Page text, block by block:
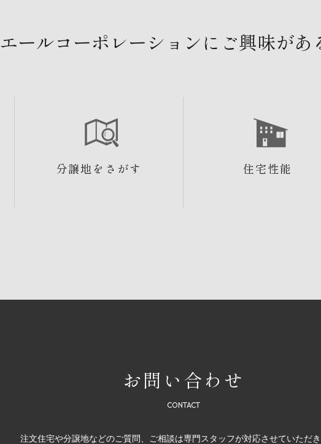
エールコーポレーションにご興味があ
分譲地をさがす 住宅性能
お問い合わせ
注文住宅や分譲地などのご質問、ご相談は専門スタッフが対応させていただき